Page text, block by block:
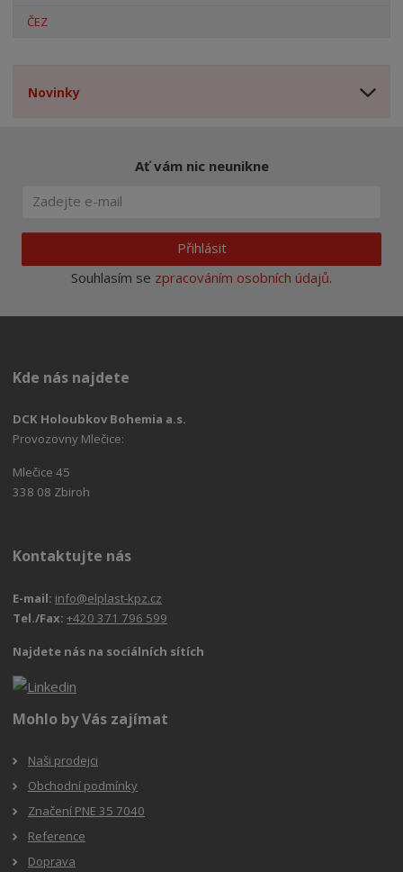
ČEZ
Novinky
Ať vám nic neunikne
Přihlásit
Souhlasím se zpracováním osobních údajů.
Kde nás najdete
DCK Holoubkov Bohemia a.s.
Provozovny Mlečice:
Mlečice 45
338 08 Zbiroh
Kontaktujte nás
E-mail: info@elplast-kpz.cz
Tel./Fax:+420 371 796 599
Najdete nás na sociálních sítích
Mohlo by Vás zajímat
Naši prodejci
Obchodní podmínky
Značení PNE 35 7040
Reference
Doprava